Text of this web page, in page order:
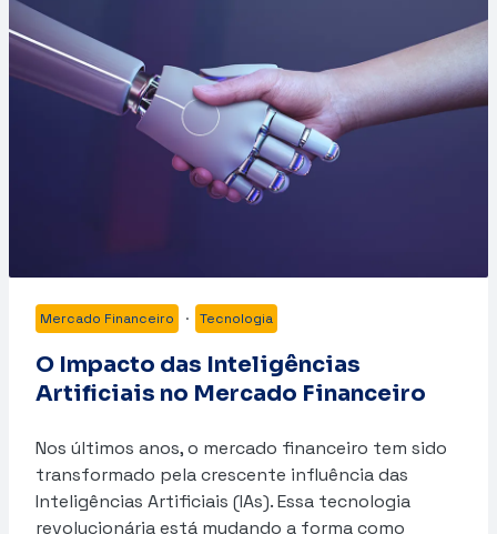
Mercado Financeiro · Tecnologia
O Impacto das Inteligências
Artificiais no Mercado Financeiro
Nos últimos anos, o mercado financeiro tem sido
transformado pela crescente influência das
Inteligências Artificiais (IAs). Essa tecnologia
revolucionária está mudando a forma como